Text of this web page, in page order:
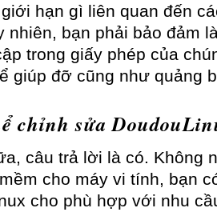
hạn gì liên quan đến
nhiên, bạn phải bảo đảm
trong giấy phép của
giúp đỡ cũng như quảng
chỉnh sửa
câu trả lời là có. Không
cho máy vi tính, bạn
cho phù hợp với nhu